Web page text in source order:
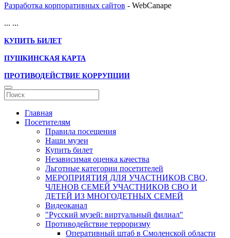
Разработка корпоративных сайтов - WebCanape
... ...
КУПИТЬ БИЛЕТ
ПУШКИНСКАЯ КАРТА
ПРОТИВОДЕЙСТВИЕ КОРРУПЦИИ
Главная
Посетителям
Правила посещения
Наши музеи
Купить билет
Независимая оценка качества
Льготные категории посетителей
МЕРОПРИЯТИЯ ДЛЯ УЧАСТНИКОВ СВО,
ЧЛЕНОВ СЕМЕЙ УЧАСТНИКОВ СВО И
ДЕТЕЙ ИЗ МНОГОДЕТНЫХ СЕМЕЙ
Видеоканал
"Русский музей: виртуальный филиал"
Противодействие терроризму
Оперативный штаб в Смоленской области